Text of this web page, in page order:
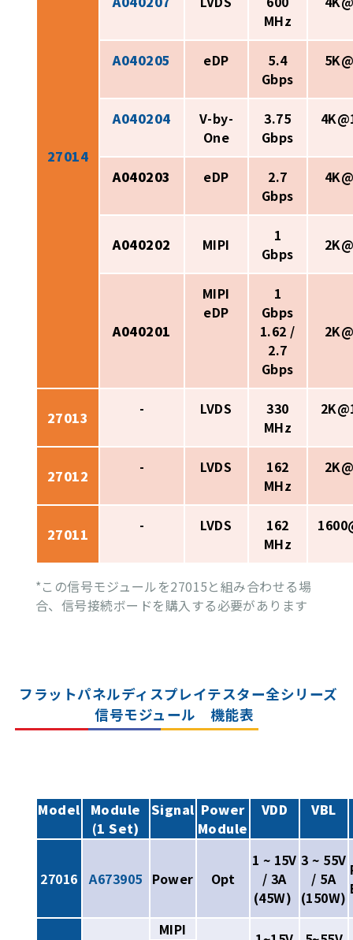
27014
MHz
A040205 eDP
5.4
Gbps
A040204
V-by-
One
3.75
Gbps
A040203 eDP
2.7
Gbps
A040202 MIPI
1
Gbps
A040201
MIPI
eDP
1
Gbps
1.62 /
2.7
Gbps
27013 - LVDS
330
MHz
27012 - LVDS
162
MHz
27011 - LVDS
162
MHz
*この信号モジュールを27015と組み合わせる場
合、信号接続ボードを購入する必要があります
フラットパネルディスプレイテスター全シリーズ
信号モジュール 機能表
Model
Module
(1 Set)
Signal Power
Module
VDD VBL
27016 A673905 Power Opt
1 ~ 15V
/ 3A
(45W)
3 ~ 55V
/ 5A
(150W)
MIPI